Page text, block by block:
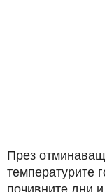
През
температурите
почивните дни